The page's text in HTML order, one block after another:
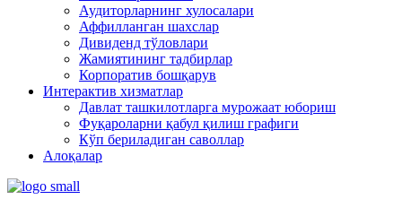
Аудиторларнинг хулосалари
Аффилланган шахслар
Дивиденд тўловлари
Жамиятининг тадбирлар
Корпоратив бошқарув
Интерактив хизматлар
Давлат ташкилотларга мурожаат юбориш
Фуқароларни қабул қилиш графиги
Кўп бериладиган саволлар
Алоқалар